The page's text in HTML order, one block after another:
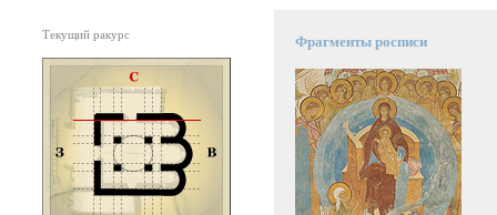
Текущий ракурс Фрагменты росписи